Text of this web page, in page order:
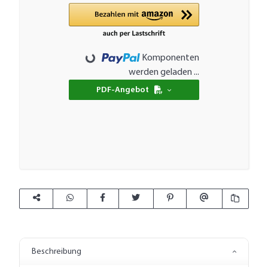
Loading...
Komponenten
werden geladen ...
PDF-Angebot
Beschreibung